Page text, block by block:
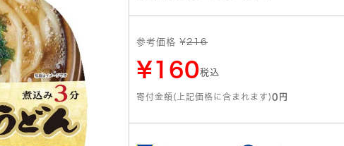
参考価格 ¥216
¥160税込
寄付金額(上記価格に含まれます)0円